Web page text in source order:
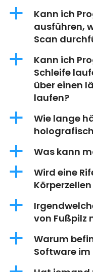
a
Kann ich
ausführen,
Scan
a
Kann ich
Schleife
über einen
laufen?
a
Wie lange
a Was kann
a
Wird eine
a
von Fußpilz
a
Warum
Software